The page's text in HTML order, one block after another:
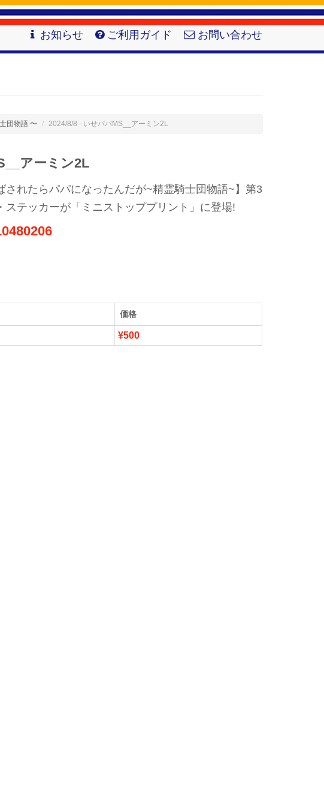
お知らせ ご利用ガイド お問い合わせ
団物語 〜 2024/8/8 - いせパパMS__アーミン2L
アーミン2L
されたらパパになったんだが~精霊騎士団物語~】第3
ステッカーが「ミニストッププリント」に登場!
価格
¥500